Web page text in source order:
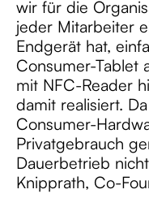
wir für die
jeder Mitarbeiter
Endgerät hat,
Consumer-Tablet
mit NFC-Reader
damit realisiert.
Consumer-
Privatgebrauch
Dauerbetrieb
Knipprath, Co-